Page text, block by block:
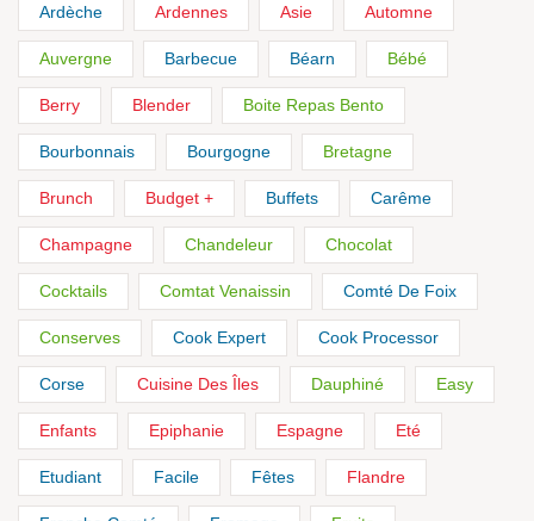
Ardèche Ardennes Asie Automne
Auvergne Barbecue Béarn Bébé
Berry Blender Boite Repas Bento
Bourbonnais Bourgogne Bretagne
Brunch Budget + Buffets Carême
Champagne Chandeleur Chocolat
Cocktails Comtat Venaissin Comté De Foix
Conserves Cook Expert Cook Processor
Corse Cuisine Des Îles Dauphiné Easy
Enfants Epiphanie Espagne Eté
Etudiant Facile Fêtes Flandre